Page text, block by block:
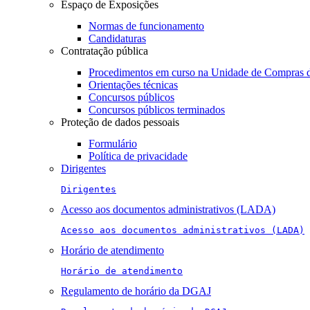
Espaço de Exposições
Normas de funcionamento
Candidaturas
Contratação pública
Procedimentos em curso na Unidade de Compras
Orientações técnicas
Concursos públicos
Concursos públicos terminados
Proteção de dados pessoais
Formulário
Política de privacidade
Dirigentes
Dirigentes
Acesso aos documentos administrativos (LADA)
Acesso aos documentos administrativos (LADA)
Horário de atendimento
Horário de atendimento
Regulamento de horário da DGAJ